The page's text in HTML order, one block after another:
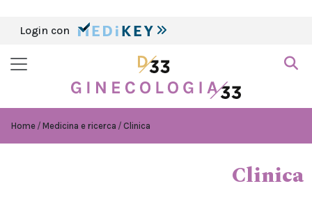
Login con
Home Medicina e ricerca Clinica
Clinica